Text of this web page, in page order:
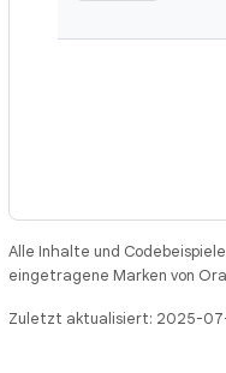
Alle Inhalte und
eingetragene Marken von
Zuletzt aktualisiert: 2025-